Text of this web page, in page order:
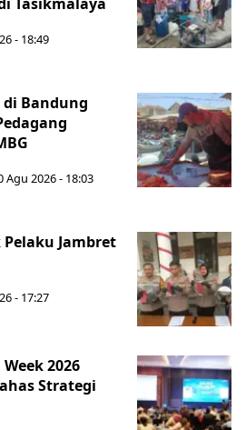
- 18:49
di Bandung
Agu 2026 - 18:03
Jambret
- 17:27
2026
Strategi